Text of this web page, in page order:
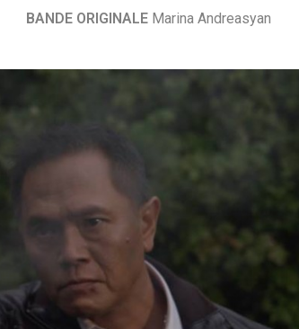
BANDE ORIGINALE Marina Andreasyan